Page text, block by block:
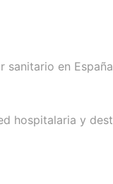
sanitario en
hospitalaria y